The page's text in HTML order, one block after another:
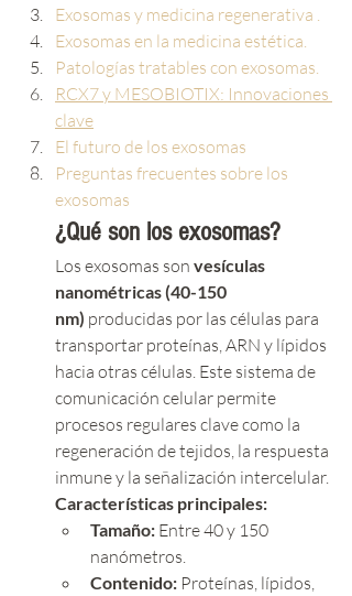
Exosomas y medicina regenerativa .
Exosomas en la medicina estética.
Patologías tratables con exosomas.
RCX7 y MESOBIOTIX: Innovaciones
clave
El futuro de los exosomas
Preguntas frecuentes sobre los
exosomas
¿Qué son los exosomas?
Los exosomas son vesículas
nanométricas (40-150
nm) producidas por las células para
transportar proteínas, ARN y lípidos
hacia otras células. Este sistema de
comunicación celular permite
procesos regulares clave como la
regeneración de tejidos, la respuesta
inmune y la señalización intercelular.
Características principales:
Tamaño: Entre 40 y 150
nanómetros.
Contenido: Proteínas, lípidos,